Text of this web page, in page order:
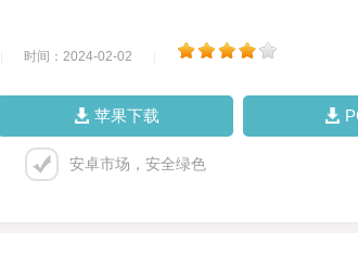
时间：2024-02-02
苹果下载
安卓市场，安全绿色